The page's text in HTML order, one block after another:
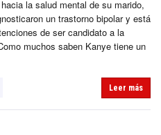
la salud mental de su marido,
un trastorno bipolar y está
de ser candidato a la
muchos saben Kanye tiene un
Leer más